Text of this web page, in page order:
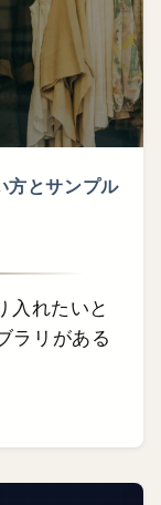
方とサンプル
入れたいと
ラリがある